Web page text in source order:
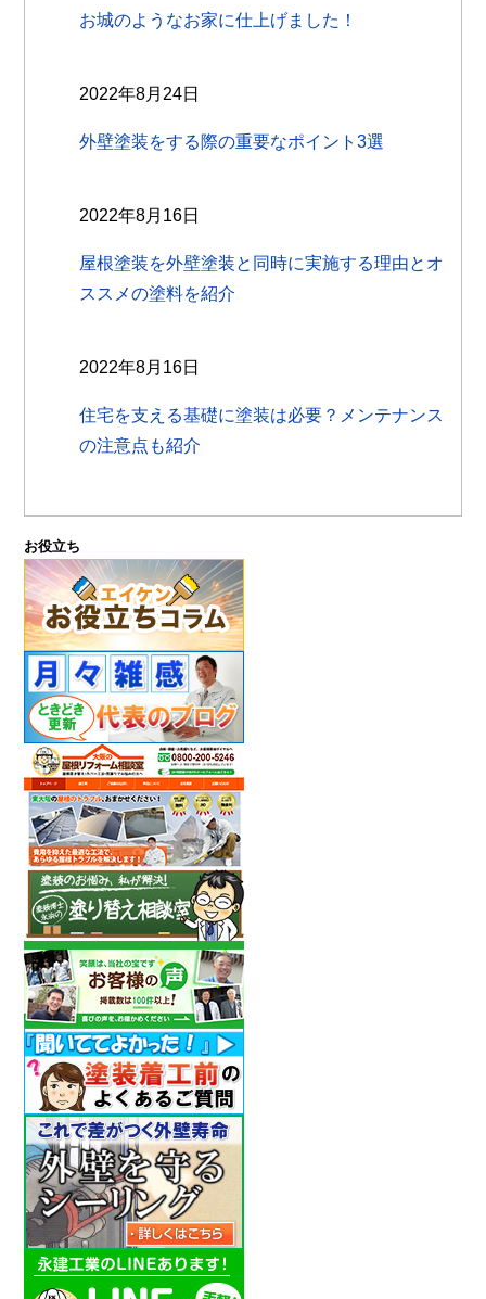
お城のようなお家に仕上げました！
2022年8月24日
外壁塗装をする際の重要なポイント3選
2022年8月16日
屋根塗装を外壁塗装と同時に実施する理由とオ
ススメの塗料を紹介
2022年8月16日
住宅を支える基礎に塗装は必要？メンテナンス
の注意点も紹介
お役立ち